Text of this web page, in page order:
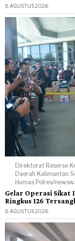
8 AGUSTUS 2026
Direktorat Reserse
Daerah Kalimantan
Humas Polres/
Gelar Operasi Sikat
Ringkus 126
8 AGUSTUS 2026